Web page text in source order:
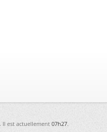
Il est actuellement07h27.